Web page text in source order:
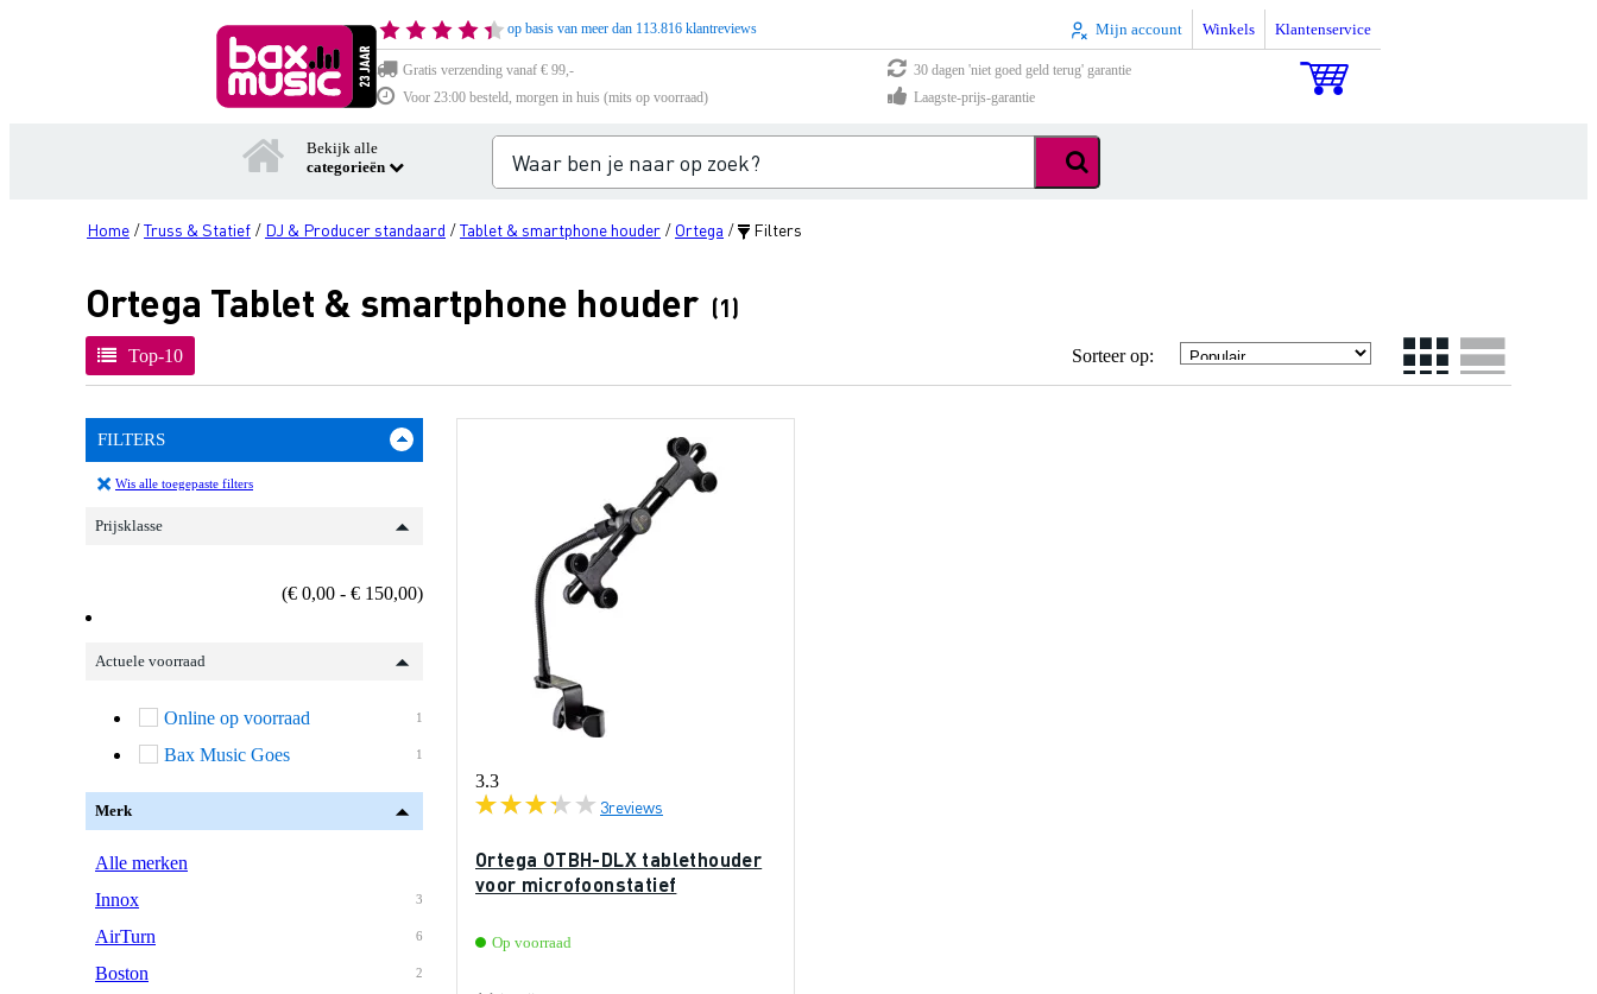
op basis van meer dan 113.816 klantreviews Mijn account Winkels Klantenservice
Gratis verzending vanaf € 99,-
30 dagen 'niet goed geld terug' garantie
Voor 23:00 besteld, morgen in huis (mits op voorraad)
Laagste-prijs-garantie
Bekijk alle
categorieën
Home /Truss & Statief / DJ & Producer standaard /Tablet & smartphone houder / Ortega / Filters
Ortega Tablet & smartphone houder (1)
Top-10 Sorteer op:
FILTERS
Wis alle toegepaste filters
Prijsklasse
(€ 0,00 - € 150,00)
Actuele voorraad
1
Online op voorraad
1
Bax Music Goes
Merk
Alle merken
3
Innox
6
AirTurn
2
Boston
3.3
3reviews
Ortega OTBH-DLX tablethouder
voor microfoonstatief
Op voorraad